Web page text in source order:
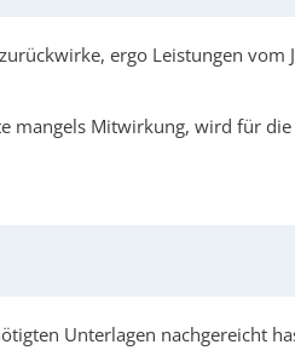
ergo Leistungen vom
mangels Mitwirkung, wird für
Unterlagen nachgereicht